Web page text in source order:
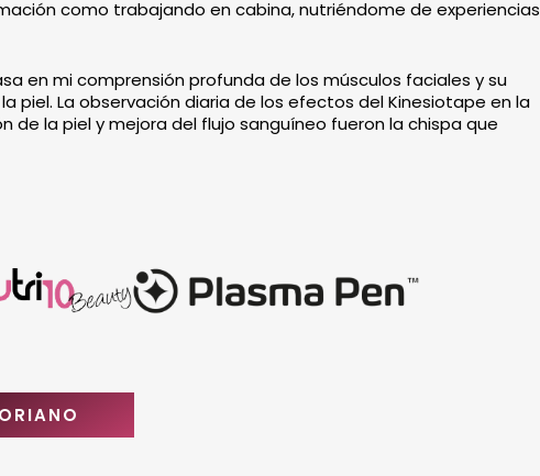
como trabajando en cabina, nutriéndome de experiencias
en mi comprensión profunda de los músculos faciales y su
piel. La observación diaria de los efectos del Kinesiotape en la
de la piel y mejora del flujo sanguíneo fueron la chispa que